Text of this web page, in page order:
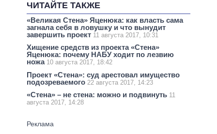
ЧИТАЙТЕ ТАКЖЕ
«Великая Стена» Яценюка: как власть сама
загнала себя в ловушку и что вынудит
завершить проект 11 августа 2017, 10:31
Хищение средств из проекта «Стена»
Яценюка: почему НАБУ ходит по лезвию
ножа 10 августа 2017, 18:42
Проект «Стена»: суд арестовал имущество
подозреваемого 22 августа 2017, 14:23
«Стена» – не стена: можно и подвинуть 11
августа 2017, 14:28